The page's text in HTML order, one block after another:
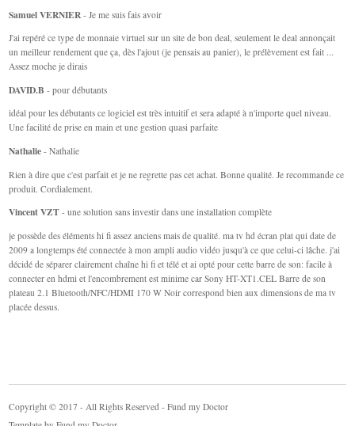
Samuel VERNIER - Je me suis fais avoir
J'ai repéré ce type de monnaie virtuel sur un site de bon deal, seulement le deal annonçait
un meilleur rendement que ça, dès l'ajout (je pensais au panier), le prélèvement est fait ...
Assez moche je dirais
DAVID.B - pour débutants
idéal pour les débutants ce logiciel est très intuitif et sera adapté à n'importe quel niveau.
Une facilité de prise en main et une gestion quasi parfaite
Nathalie - Nathalie
Rien à dire que c'est parfait et je ne regrette pas cet achat. Bonne qualité. Je recommande ce
produit. Cordialement.
Vincent VZT - une solution sans investir dans une installation complète
je possède des éléments hi fi assez anciens mais de qualité. ma tv hd écran plat qui date de
2009 a longtemps été connectée à mon ampli audio vidéo jusqu'à ce que celui-ci lâche. j'ai
décidé de séparer clairement chaîne hi fi et télé et ai opté pour cette barre de son: facile à
connecter en hdmi et l'encombrement est minime car Sony HT-XT1.CEL Barre de son
plateau 2.1 Bluetooth/NFC/HDMI 170 W Noir correspond bien aux dimensions de ma tv
placée dessus.
Copyright © 2017 - All Rights Reserved - Fund my Doctor